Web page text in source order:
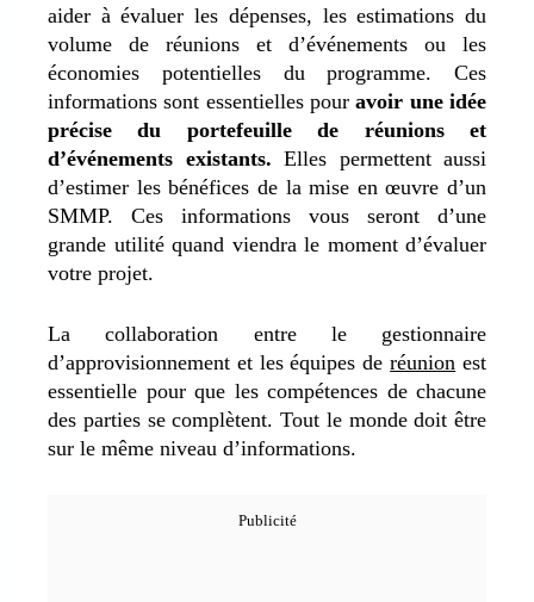
aider à évaluer les dépenses, les estimations du
volume de réunions et d’événements ou les
économies potentielles du programme. Ces
informations sont essentielles pouravoir une idée
précise du portefeuille de réunions et
d’événements existants. Elles permettent aussi
d’estimer les bénéfices de la mise en œuvre d’un
SMMP. Ces informations vous seront d’une
grande utilité quand viendra le moment d’évaluer
votre projet.
La collaboration entre le gestionnaire
d’approvisionnement et les équipes deréunion est
essentielle pour que les compétences de chacune
des parties se complètent. Tout le monde doit être
sur le même niveau d’informations.